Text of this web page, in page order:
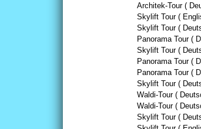
Architek-Tour (
Skylift Tour (
Skylift Tour (
Panorama Tour (
Skylift Tour (
Panorama Tour (
Panorama Tour (
Skylift Tour (
Waldi-Tour (
Waldi-Tour (
Skylift Tour (